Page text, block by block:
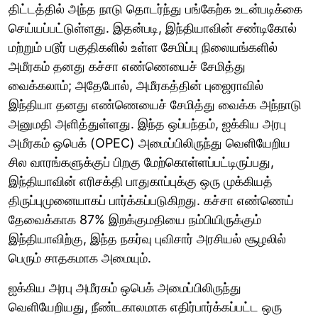
திட்டத்தில் அந்த நாடு தொடர்ந்து பங்கேற்க உடன்படிக்கை
செய்யப்பட்டுள்ளது. இதன்படி, இந்தியாவின் சண்டிகோல்
மற்றும் படூர் பகுதிகளில் உள்ள சேமிப்பு நிலையங்களில்
அமீரகம் தனது கச்சா எண்ணெயைச் சேமித்து
வைக்கலாம்; அதேபோல், அமீரகத்தின் புஜைராவில்
இந்தியா தனது எண்ணெயைச் சேமித்து வைக்க அந்நாடு
அனுமதி அளித்துள்ளது. இந்த ஒப்பந்தம், ஐக்கிய அரபு
அமீரகம் ஒபெக் (OPEC) அமைப்பிலிருந்து வெளியேறிய
சில வாரங்களுக்குப் பிறகு மேற்கொள்ளப்பட்டிருப்பது,
இந்தியாவின் எரிசக்தி பாதுகாப்புக்கு ஒரு முக்கியத்
திருப்புமுனையாகப் பார்க்கப்படுகிறது. கச்சா எண்ணெய்
தேவைக்காக 87% இறக்குமதியை நம்பியிருக்கும்
இந்தியாவிற்கு, இந்த நகர்வு புவிசார் அரசியல் சூழலில்
பெரும் சாதகமாக அமையும்.
ஐக்கிய அரபு அமீரகம் ஒபெக் அமைப்பிலிருந்து
வெளியேறியது, நீண்டகாலமாக எதிர்பார்க்கப்பட்ட ஒரு